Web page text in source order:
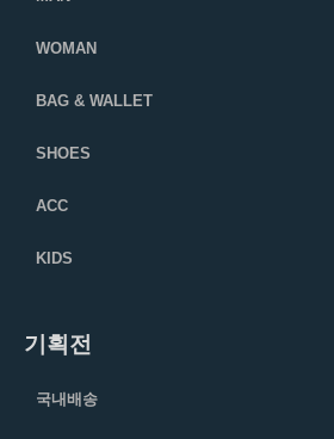
WOMAN
BAG & WALLET
SHOES
ACC
KIDS
기획전
국내배송